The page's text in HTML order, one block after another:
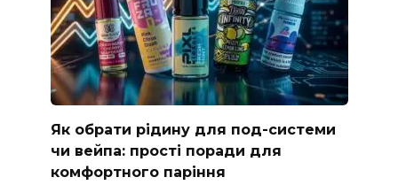
Як обрати рідину для под-системи
чи вейпа: прості поради для
комфортного паріння